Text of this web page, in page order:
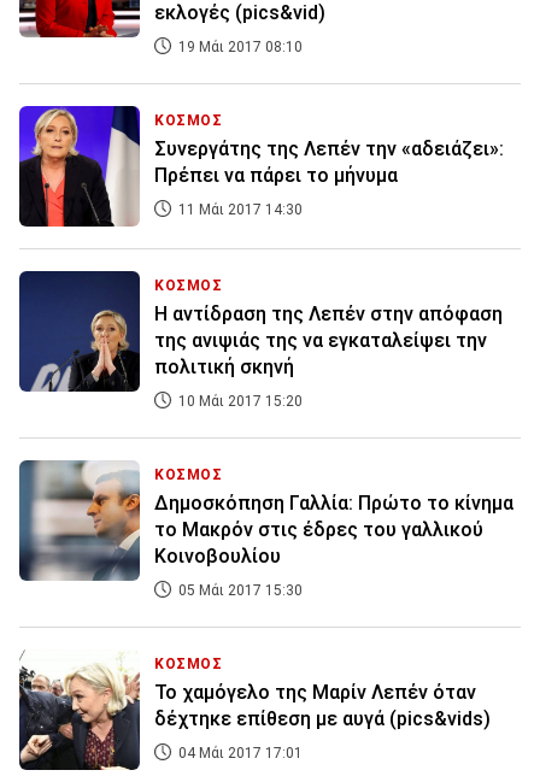
εκλογές (pics&vid)
19 Μάι 2017 08:10
ΚΟΣΜΟΣ
Συνεργάτης της Λεπέν την «αδειάζει»:
Πρέπει να πάρει το μήνυμα
11 Μάι 2017 14:30
ΚΟΣΜΟΣ
Η αντίδραση της Λεπέν στην απόφαση
της ανιψιάς της να εγκαταλείψει την
πολιτική σκηνή
10 Μάι 2017 15:20
ΚΟΣΜΟΣ
Δημοσκόπηση Γαλλία: Πρώτο το κίνημα
το Μακρόν στις έδρες του γαλλικού
Κοινοβουλίου
05 Μάι 2017 15:30
ΚΟΣΜΟΣ
Το χαμόγελο της Μαρίν Λεπέν όταν
δέχτηκε επίθεση με αυγά (pics&vids)
04 Μάι 2017 17:01